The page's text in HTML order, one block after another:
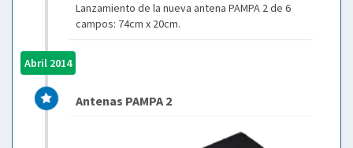
Lanzamiento de la nueva antena PAMPA 2 de 6
campos: 74cm x 20cm.
Abril 2014
Antenas PAMPA 2